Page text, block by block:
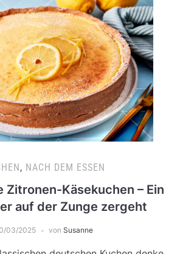
, NACH DEM ESSEN
Zitronen-Käsekuchen – Ein
auf der Zunge zergeht
03/2025 von Susanne